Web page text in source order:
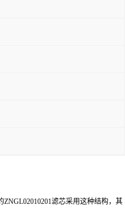
滤芯采用这种结构，其